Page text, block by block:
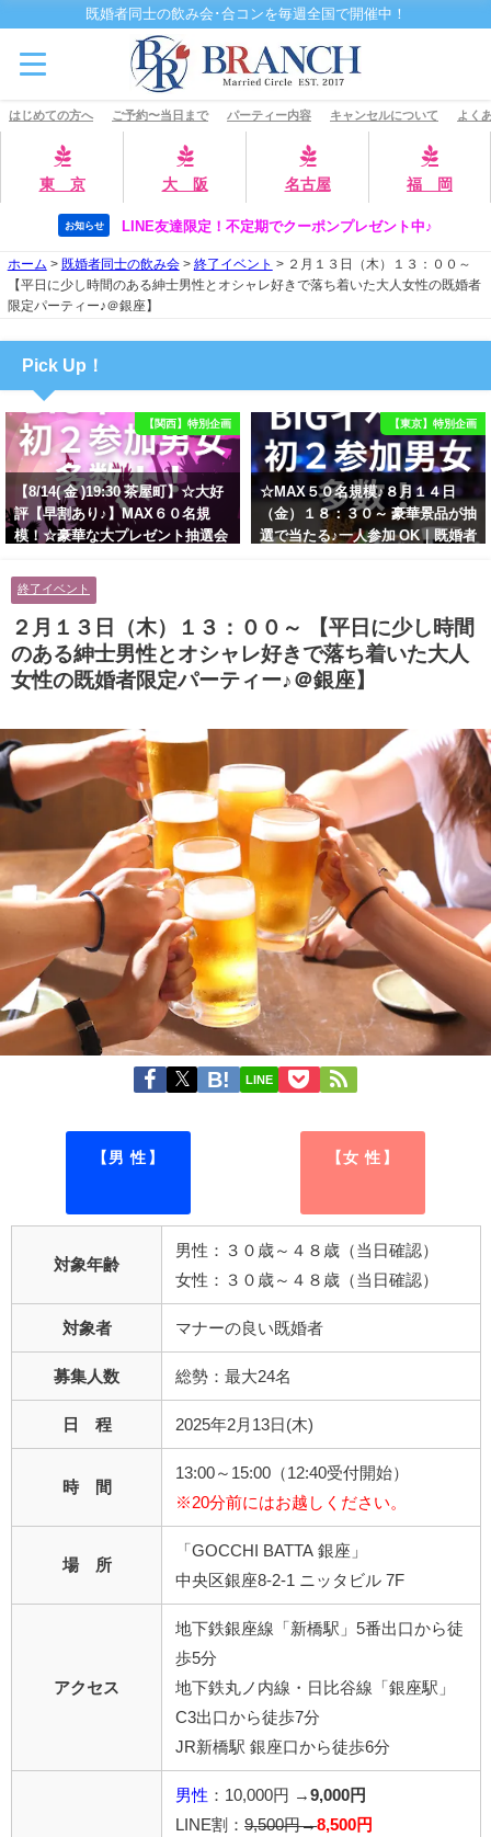
既婚者同士の飲み会･合コンを毎週全国で開催中！
はじめての方へ ご予約〜当日まで パーティー内容 キャンセルについて よく
東 京 大 阪 名古屋 福 岡
お知らせ LINE友達限定！不定期でクーポンプレゼント中♪
ホーム > 既婚者同士の飲み会> 終了イベント > ２月１３日（木）１３：００～
【平日に少し時間のある紳士男性とオシャレ好きで落ち着いた大人女性の既婚者
限定パーティー♪＠銀座】
Pick Up！
【関西】特別企画
【8/14( 金 )19:30 茶屋町】☆大好
評【早割あり♪】MAX６０名規
模！☆豪華な大プレゼント抽選会
男性とオシャレ好きで落ち着いた
大人女性の既婚者限定ビッグパー
ティー♪＠茶屋町】
【東京】特別企画
☆MAX５０名規模♪８月１４日
（金）１８：３０～ 豪華景品が抽
選で当たる♪一人参加 OK｜既婚者
女性の既婚者限定ビッグパーティ
ー♪＠池袋】
終了イベント
２月１３日（木）１３：００～ 【平日に少し時間
のある紳士男性とオシャレ好きで落ち着いた大人
女性の既婚者限定パーティー♪＠銀座】
LINE
【男 性】 【女 性】
対象年齢
男性：３０歳～４８歳（当日確認）
女性：３０歳～４８歳（当日確認）
対象者 マナーの良い既婚者
募集人数 総勢：最大24名
日 程 2025年2月13日(木)
時 間
13:00～15:00（12:40受付開始）
※20分前にはお越しください。
場 所
「GOCCHI BATTA 銀座」
中央区銀座8-2-1 ニッタビル 7F
アクセス
地下鉄銀座線「新橋駅」5番出口から徒
歩5分
地下鉄丸ノ内線・日比谷線「銀座駅」
C3出口から徒歩7分
JR新橋駅 銀座口から徒歩6分
男性 ：10,000円 → 9,000円
LINE割： 9,500円→8,500円